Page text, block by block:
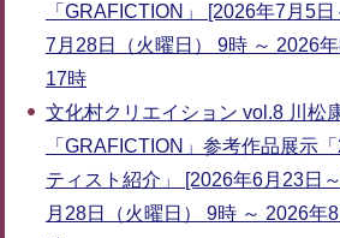
「GRAFICTION」 [2026年7月5
7月28日（火曜日） 9時 ～ 2026年
17時
文化村クリエイション vol.8 川松
「GRAFICTION」参考作品展示
ティスト紹介」 [2026年6月23日
月28日（火曜日） 9時 ～ 2026年